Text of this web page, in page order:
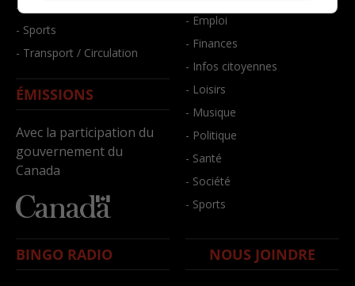
- Santé et bien-être
- Sports
- Transport / Circulation
ÉMISSIONS
Avec la participation du
gouvernement du
Canada
- Emploi
- Finances
- Infos citoyennes
- Loisirs
- Musique
- Politique
- Santé
- Société
- Sports
BINGO RADIO NOUS JOINDRE